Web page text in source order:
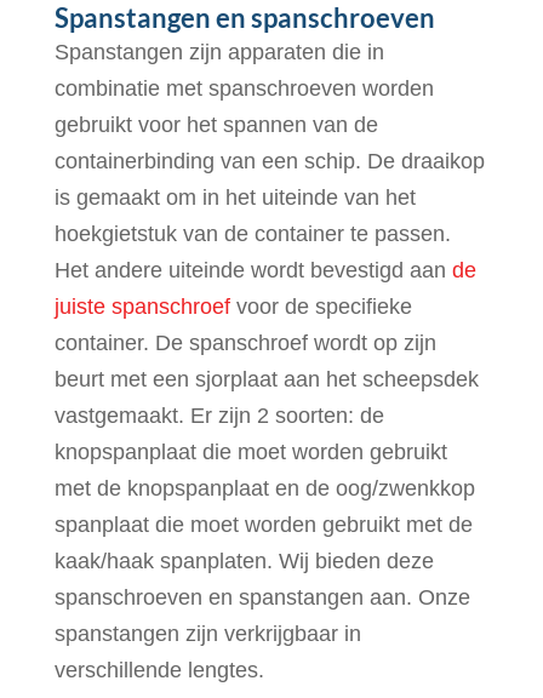
Spanstangen en spanschroeven
Spanstangen zijn apparaten die in
combinatie met spanschroeven worden
gebruikt voor het spannen van de
containerbinding van een schip. De draaikop
is gemaakt om in het uiteinde van het
hoekgietstuk van de container te passen.
Het andere uiteinde wordt bevestigd aan de
juiste spanschroefvoor de specifieke
container. De spanschroef wordt op zijn
beurt met een sjorplaat aan het scheepsdek
vastgemaakt. Er zijn 2 soorten: de
knopspanplaat die moet worden gebruikt
met de knopspanplaat en de oog/zwenkkop
spanplaat die moet worden gebruikt met de
kaak/haak spanplaten. Wij bieden deze
spanschroeven en spanstangen aan. Onze
spanstangen zijn verkrijgbaar in
verschillende lengtes.